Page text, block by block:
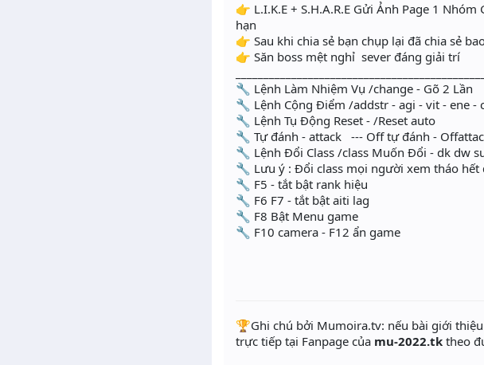
👉 L.I.K.E + S.H.A.R.E Gửi Ảnh Page 1
hạn
👉 Sau khi chia sẻ bạn chụp lại đã chia sẻ
👉 Săn boss mệt nghỉ sever đáng giải trí
🔧 Lệnh Làm Nhiệm Vụ /change
🔧 Lệnh Cộng Điểm /addstr - agi - vit - ene
🔧 Lệnh Tụ Động Reset - /Reset
🔧 Tự đánh - attack --- Off tự
🔧 Lệnh Đổi Class /class Muốn Đổi - dk dw
🔧 Lưu ý : Đổi class mọi người xem tháo hết
🔧 F5 - tắt bật rank hiệu
🔧 F6 F7 - tắt bật aiti lag
🔧 F8 Bật Menu game
🔧 F10 camera - F12 ẩn game
️🏆Ghi chú bởi Mumoira.tv: nếu bài giới
trực tiếp tại Fanpage của mu-2022.tk theo